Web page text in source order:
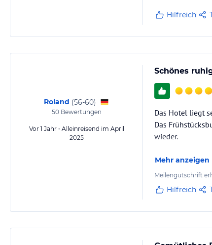
Hilfreich
Roland (56-60)
50Bewertungen
Vor 1 Jahr • Alleinreisend im April
2025
Schönes
Das Hotel liegt
Das
wieder.
Mehr anzeigen
Meilengutschrift
Hilfreich